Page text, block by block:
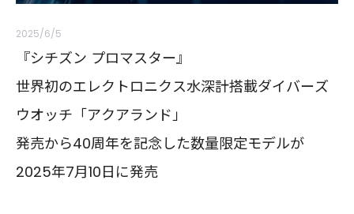
2025/6/5
『シチズン プロマスター』
世界初のエレクトロニクス水深計搭載ダイバーズ
ウオッチ「アクアランド」
発売から40周年を記念した数量限定モデルが
2025年7月10日に発売